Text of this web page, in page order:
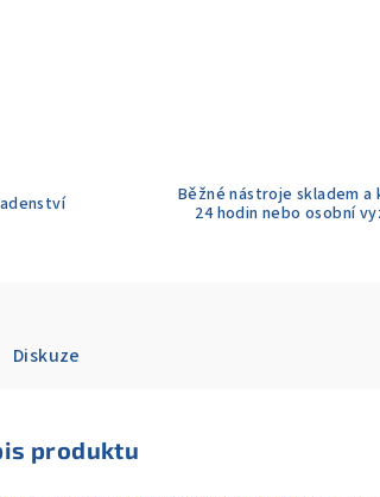
Běžné nástroje skladem a
24 hodin nebo osobní
Diskuze
produktu